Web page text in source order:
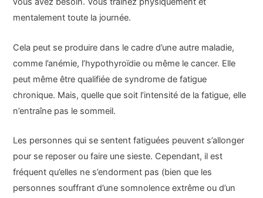
mentalement toute la journée.
Cela peut se produire dans le cadre d’une autre maladie,
comme l’anémie, l’hypothyroïdie ou même le cancer. Elle
peut même être qualifiée de syndrome de fatigue
chronique. Mais, quelle que soit l’intensité de la fatigue, elle
n’entraîne pas le sommeil.
Les personnes qui se sentent fatiguées peuvent s’allonger
pour se reposer ou faire une sieste. Cependant, il est
fréquent qu’elles ne s’endorment pas (bien que les
personnes souffrant d’une somnolence extrême ou d’un